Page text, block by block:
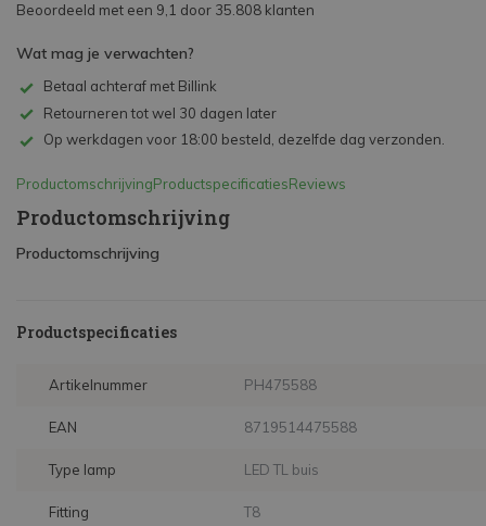
Beoordeeld met een 9,1 door 35.808 klanten
Wat mag je verwachten?
Betaal achteraf met Billink
Retourneren tot wel 30 dagen later
Op werkdagen voor 18:00 besteld, dezelfde dag verzonden.
ProductomschrijvingProductspecificatiesReviews
Productomschrijving
Productomschrijving
Productspecificaties
Artikelnummer PH475588
EAN 8719514475588
Type lamp LED TL buis
Fitting T8